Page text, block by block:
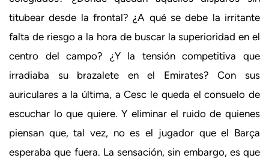
titubear desde la frontal? ¿A qué se debe la irritante
falta de riesgo a la hora de buscar la superioridad en el
centro del campo? ¿Y la tensión competitiva que
irradiaba su brazalete en el Emirates? Con sus
auriculares a la última, a Cesc le queda el consuelo de
escuchar lo que quiere. Y eliminar el ruido de quienes
piensan que, tal vez, no es el jugador que el Barça
esperaba que fuera. La sensación, sin embargo, es que